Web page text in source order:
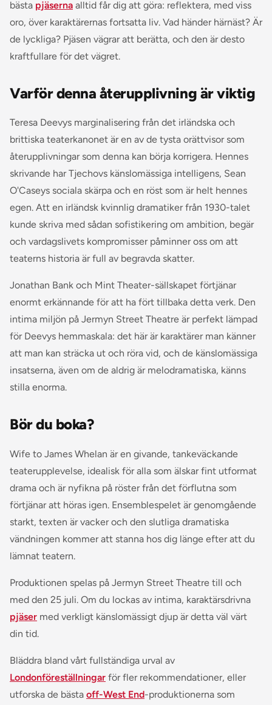
bästa pjäserna alltid får dig att göra: reflektera, med viss
oro, över karaktärernas fortsatta liv. Vad händer härnäst? Är
de lyckliga? Pjäsen vägrar att berätta, och den är desto
kraftfullare för det vägret.
Varför denna återupplivning är viktig
Teresa Deevys marginalisering från det irländska och
brittiska teaterkanonet är en av de tysta orättvisor som
återupplivningar som denna kan börja korrigera. Hennes
skrivande har Tjechovs känslomässiga intelligens, Sean
O'Caseys sociala skärpa och en röst som är helt hennes
egen. Att en irländsk kvinnlig dramatiker från 1930-talet
kunde skriva med sådan sofistikering om ambition, begär
och vardagslivets kompromisser påminner oss om att
teaterns historia är full av begravda skatter.
Jonathan Bank och Mint Theater-sällskapet förtjänar
enormt erkännande för att ha fört tillbaka detta verk. Den
intima miljön på Jermyn Street Theatre är perfekt lämpad
för Deevys hemmaskala: det här är karaktärer man känner
att man kan sträcka ut och röra vid, och de känslomässiga
insatserna, även om de aldrig är melodramatiska, känns
stilla enorma.
Bör du boka?
Wife to James Whelan är en givande, tankeväckande
teaterupplevelse, idealisk för alla som älskar fint utformat
drama och är nyfikna på röster från det förflutna som
förtjänar att höras igen. Ensemblespelet är genomgående
starkt, texten är vacker och den slutliga dramatiska
vändningen kommer att stanna hos dig länge efter att du
lämnat teatern.
Produktionen spelas på Jermyn Street Theatre till och
med den 25 juli. Om du lockas av intima, karaktärsdrivna
pjäser med verkligt känslomässigt djup är detta väl värt
din tid.
Bläddra bland vårt fullständiga urval av
Londonföreställningar för fler rekommendationer, eller
utforska de bästa off-West End-produktionerna som